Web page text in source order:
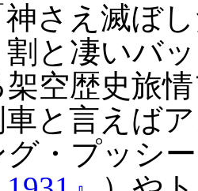
さえ滅ぼ
割と凄いバ
架空歴史旅
車と言えば
グ・プッシ